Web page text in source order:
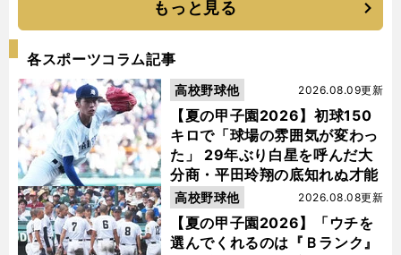
もっと見る
各スポーツコラム記事
【夏の甲子園2026】初球150
キロで「球場の雰囲気が変わっ
た」 29年ぶり白星を呼んだ大
分商・平田玲翔の底知れぬ才能
2026.08.09更新
高校野球他
【夏の甲子園2026】「ウチを
選んでくれるのは『Ｂランク』
2026.08.08更新
高校野球他